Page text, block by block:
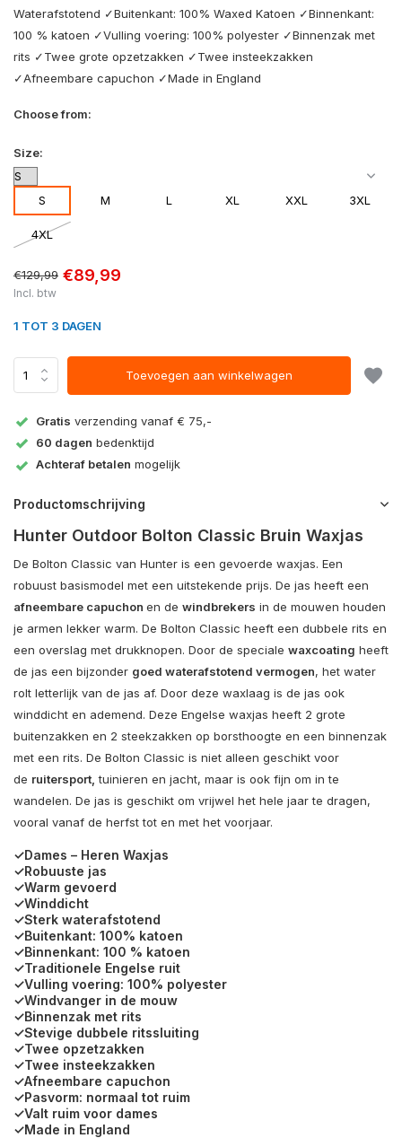
Waterafstotend ✓Buitenkant: 100% Waxed Katoen ✓Binnenkant:
100 % katoen ✓Vulling voering: 100% polyester ✓Binnenzak met
rits ✓Twee grote opzetzakken ✓Twee insteekzakken
✓Afneembare capuchon ✓Made in England
Choose from:
Size:
S M L XL XXL 3XL
4XL
€129,99 €89,99
Incl. btw
1 TOT 3 DAGEN
Toevoegen aan winkelwagen
Gratis verzending vanaf € 75,-
60 dagen bedenktijd
Achteraf betalen mogelijk
Productomschrijving
Hunter Outdoor Bolton Classic Bruin Waxjas
De Bolton Classic van Hunter is een gevoerde waxjas. Een
robuust basismodel met een uitstekende prijs. De jas heeft een
afneembare capuchon en de windbrekers in de mouwen houden
je armen lekker warm. De Bolton Classic heeft een dubbele rits en
een overslag met drukknopen. Door de speciale waxcoating heeft
de jas een bijzonder goed waterafstotend vermogen, het water
rolt letterlijk van de jas af. Door deze waxlaag is de jas ook
winddicht en ademend. Deze Engelse waxjas heeft 2 grote
buitenzakken en 2 steekzakken op borsthoogte en een binnenzak
met een rits. De Bolton Classic is niet alleen geschikt voor
de ruitersport, tuinieren en jacht, maar is ook fijn om in te
wandelen. De jas is geschikt om vrijwel het hele jaar te dragen,
vooral vanaf de herfst tot en met het voorjaar.
✓Dames – Heren Waxjas
✓Robuuste jas
✓Warm gevoerd
✓Winddicht
✓Sterk waterafstotend
✓Buitenkant: 100% katoen
✓Binnenkant: 100 % katoen
✓Traditionele Engelse ruit
✓Vulling voering: 100% polyester
✓Windvanger in de mouw
✓Binnenzak met rits
✓Stevige dubbele ritssluiting
✓Twee opzetzakken
✓Twee insteekzakken
✓Afneembare capuchon
✓Pasvorm: normaal tot ruim
✓Valt ruim voor dames
✓Made in England